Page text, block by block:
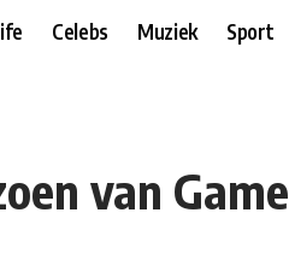
Celebs Muziek Sport
van Game